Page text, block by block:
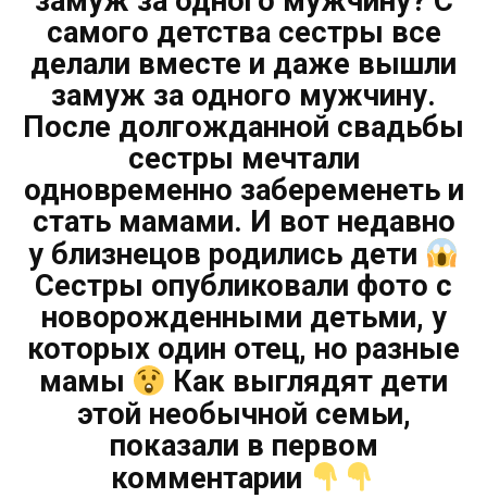
самого детства сестры все
делали вместе и даже вышли
замуж за одного мужчину.
После долгожданной свадьбы
сестры мечтали
одновременно забеременеть и
стать мамами. И вот недавно
у близнецов родились дети
Сестры опубликовали фото с
новорожденными детьми, у
которых один отец, но разные
мамы
Как выглядят дети
этой необычной семьи,
показали в первом
комментарии